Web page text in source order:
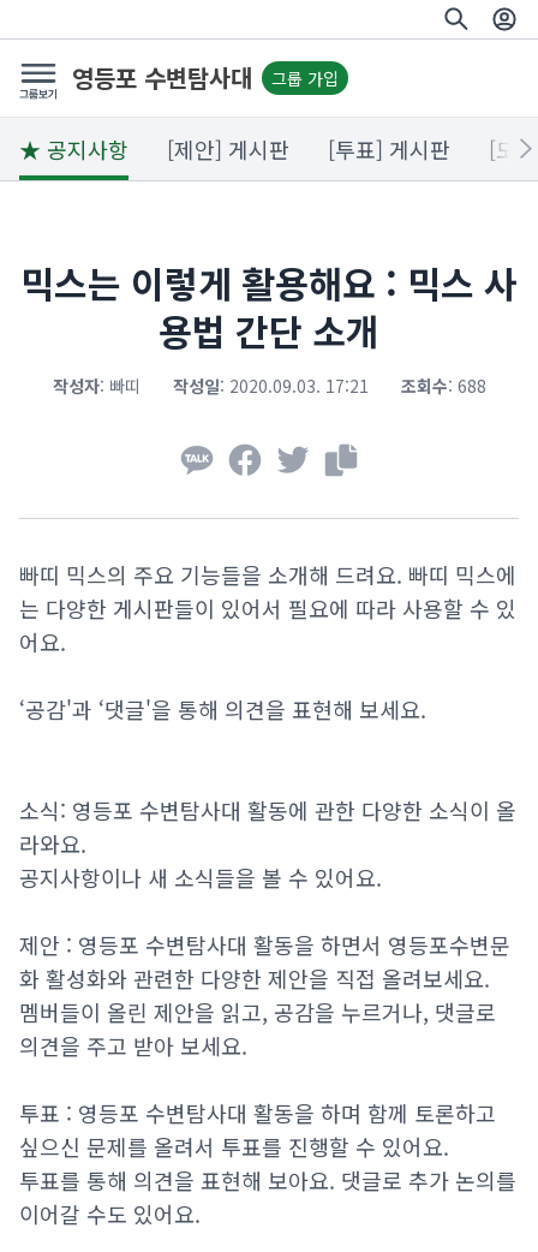
영등포 수변탐사대 그룹 가입
★ 공지사항 [제안] 게시판 [투표] 게시판 [모
믹스는 이렇게 활용해요 : 믹스 사
용법 간단 소개
작성자: 빠띠 작성일: 2020.09.03. 17:21 조회수: 688
빠띠 믹스의 주요 기능들을 소개해 드려요. 빠띠 믹스에
는 다양한 게시판들이 있어서 필요에 따라 사용할 수 있
어요.
‘공감'과 ‘댓글'을 통해 의견을 표현해 보세요.
소식: 영등포 수변탐사대 활동에 관한 다양한 소식이 올
라와요.
공지사항이나 새 소식들을 볼 수 있어요.
제안 : 영등포 수변탐사대 활동을 하면서 영등포수변문
화 활성화와 관련한 다양한 제안을 직접 올려보세요.
멤버들이 올린 제안을 읽고, 공감을 누르거나, 댓글로
의견을 주고 받아 보세요.
투표 : 영등포 수변탐사대 활동을 하며 함께 토론하고
싶으신 문제를 올려서 투표를 진행할 수 있어요.
투표를 통해 의견을 표현해 보아요. 댓글로 추가 논의를
이어갈 수도 있어요.